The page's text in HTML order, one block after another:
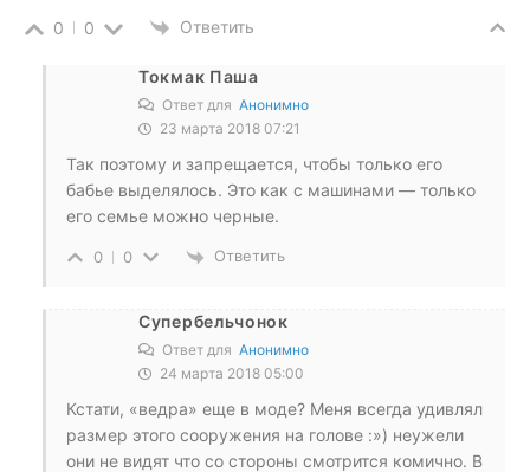
0 0 Ответить
Токмак Паша
Ответ для Анонимно
23 марта 2018 07:21
Так поэтому и запрещается, чтобы только его
бабье выделялось. Это как с машинами — только
его семье можно черные.
0 0 Ответить
Супербельчонок
Ответ для Анонимно
24 марта 2018 05:00
Кстати, «ведра» еще в моде? Меня всегда удивлял
размер этого сооружения на голове :») неужели
они не видят что со стороны смотрится комично. В